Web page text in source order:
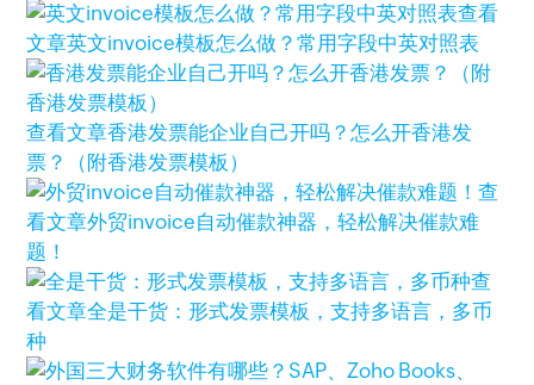
查看
文章英文invoice模板怎么做？常用字段中英对照表
查看文章香港发票能企业自己开吗？怎么开香港发
票？（附香港发票模板）
查
看文章外贸invoice自动催款神器，轻松解决催款难
题！
查
看文章全是干货：形式发票模板，支持多语言，多币
种